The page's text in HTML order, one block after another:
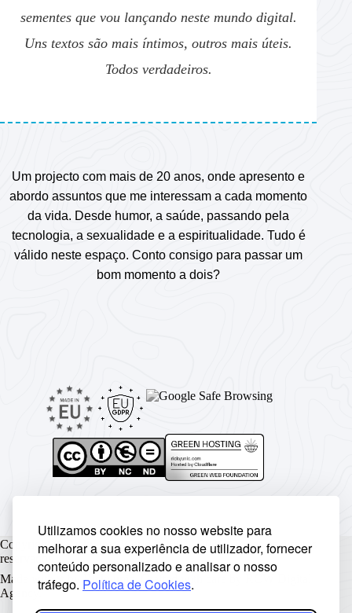
Utilizamos cookies no nosso website para
melhorar a sua experiência de utilizador, fornecer
conteúdo personalizado e analisar o nosso
tráfego. Política de Cookies.
sementes que vou lançando neste mundo digital.
Uns textos são mais íntimos, outros mais úteis.
Todos verdadeiros.
Um projecto com mais de 20 anos, onde apresento e
abordo assuntos que me interessam a cada momento
da vida. Desde humor, a saúde, passando pela
tecnologia, a sexualidade e a espiritualidade. Tudo é
válido neste espaço. Conto consigo para passar um
bom momento a dois?
Copyright © Rickyunic World® 2004 - 2026 | Todos os direitos
reservados.
Made with ♥ by Rickyunic . Crafted with care by
Agency .